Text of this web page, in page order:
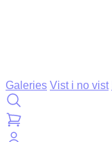
Galeries Vist i no vist